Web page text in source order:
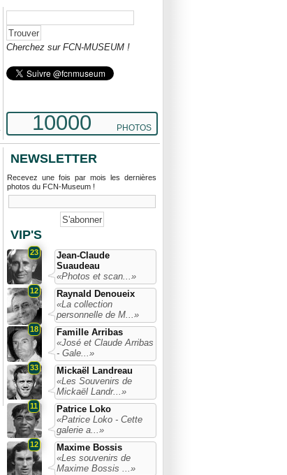
Cherchez sur FCN-MUSEUM !
10000 PHOTOS
NEWSLETTER
Recevez une fois par mois les dernières
photos du FCN-Museum !
VIP'S
23
Jean-Claude
Suaudeau
«Photos et scan...»
12
Raynald Denoueix
«La collection
personnelle de M...»
18
Famille Arribas
«José et Claude Arribas
- Gale...»
33
Mickaël Landreau
«Les Souvenirs de
Mickaël Landr...»
11
Patrice Loko
«Patrice Loko - Cette
galerie a...»
12
Maxime Bossis
«Les souvenirs de
Maxime Bossis ...»